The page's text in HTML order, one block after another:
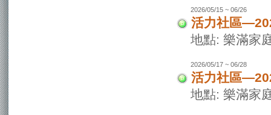
2026/05/15 ~ 06/26
活力社區
地點: 樂滿家
2026/05/17 ~ 06/28
活力社區
地點: 樂滿家